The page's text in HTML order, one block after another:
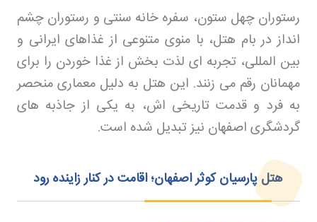
رستوران چهل ستون، سفره خانه سنتی و رستوران چشم
انداز در بام هتل، با منوی متنوعی از غذاهای ایرانی و
بین المللی، تجربه ای لذت بخش از غذا خوردن را برای
مهمانان رقم می زنند. این هتل به دلیل معماری منحصر
به فرد و قدمت تاریخی اش، به یکی از جاذبه های
گردشگری اصفهان نیز تبدیل شده است.
هتل پارسیان کوثر اصفهان؛ اقامت در کنار زاینده‌ رود